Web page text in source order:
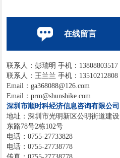
在线留言
联系人：彭瑞明 手机：13808803517
联系人：王兰兰 手机：13510212808
Email：ga368088@126.com
Email：prm@shunshike.com
深圳市顺时科经济信息咨询有限公司
地址：深圳市光明新区公明街道建设
东路78号2栋102号
电话：0755-27733828
电话：0755-27738778